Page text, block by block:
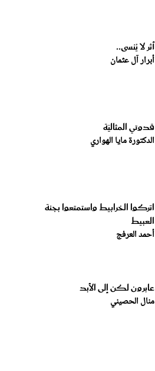
أثر لا يُنسى..
أبرار آل عثمان
قدوتي المثاليّة
الدكتورة مايا الهواري
اتركوا الخرابيط واستمتعوا بجنة
العبيط
أحمد العرفج
عابرون لكن إلى الأبد
منال الحصيني